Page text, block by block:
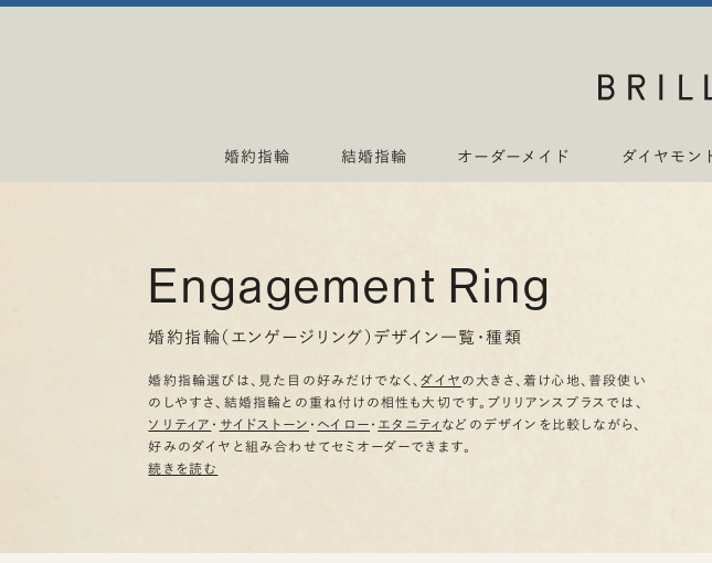
婚約指輪 結婚指輪 オーダーメイド ダイヤモン
Engagement Ring
婚約指輪（エンゲージリング）デザイン一覧・種類
婚約指輪選びは、見た目の好みだけでなく、ダイヤ の大きさ、着け心地、普段使い
のしやすさ、結婚指輪との重ね付けの相性も大切です。ブリリアンスプラスでは、
ソリティア ・ サイドストーン ・ ヘイロー ・ エタニティ などのデザインを比較しながら、
好みのダイヤと組み合わせてセミオーダーできます。
続きを読む